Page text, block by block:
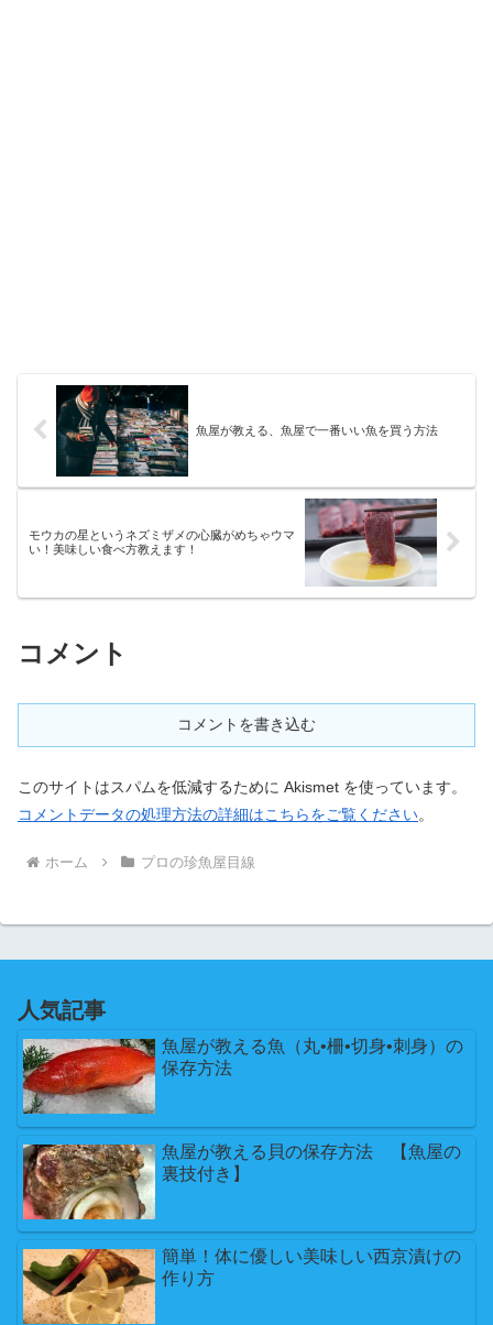
魚屋が教える、魚屋で一番いい魚を買う方法
モウカの星というネズミザメの心臓がめちゃウマ
い！美味しい食べ方教えます！
コメント
コメントを書き込む
このサイトはスパムを低減するために Akismet を使っています。
コメントデータの処理方法の詳細はこちらをご覧ください。
ホーム プロの珍魚屋目線
人気記事
魚屋が教える魚（丸•柵•切身•刺身）の
保存方法
魚屋が教える貝の保存方法 【魚屋の
裏技付き】
簡単！体に優しい美味しい西京漬けの
作り方